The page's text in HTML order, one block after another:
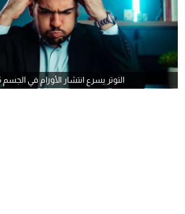
التوتر يسرع انتشار الأورام في الجسم 6 مرات